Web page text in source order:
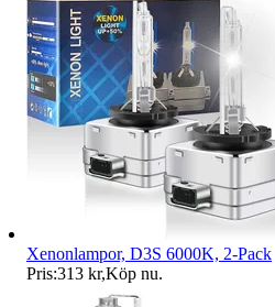
Xenonlampor, D3S 6000K, 2-Pack
Pris:313 kr,Köp nu.